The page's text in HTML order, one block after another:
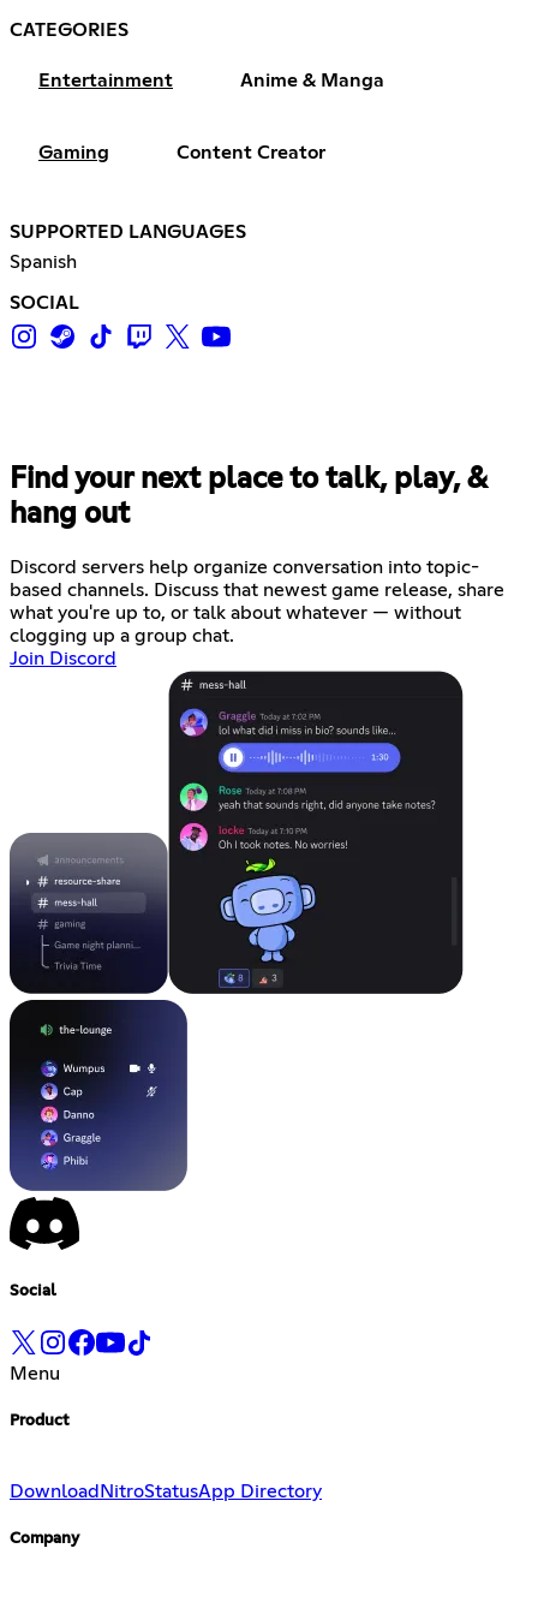
CATEGORIES
Entertainment Anime & Manga
Gaming Content Creator
SUPPORTED LANGUAGES
Spanish
SOCIAL
Find your next place to talk, play, &
hang out
Discord servers help organize conversation into topic-
based channels. Discuss that newest game release, share
what you're up to, or talk about whatever — without
clogging up a group chat.
Join Discord
Social
Menu
Product
Download NitroStatusApp Directory
Company